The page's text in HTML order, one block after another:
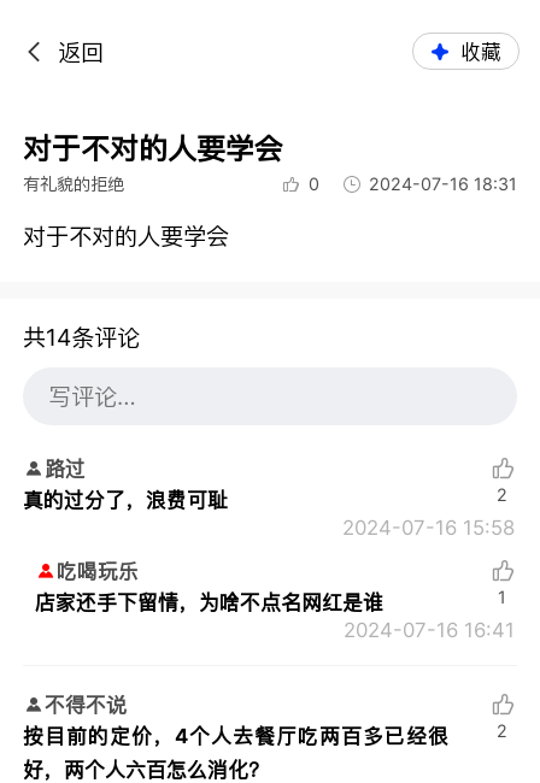
返回 收藏
对于不对的人要学会
有礼貌的拒绝 0 2024-07-16 18:31
对于不对的人要学会
共14条评论
路过
真的过分了，浪费可耻
2024-07-16 15:58
2
吃喝玩乐
店家还手下留情，为啥不点名网红是谁
2024-07-16 16:41
1
不得不说
按目前的定价，4个人去餐厅吃两百多已经很
好，两个人六百怎么消化？
2